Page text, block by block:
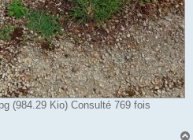
(984.29 Kio) Consulté 769 fois